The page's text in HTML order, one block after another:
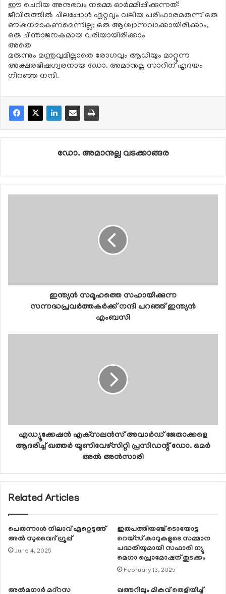
ഈ ചെറിയ അനുഭവം നമ്മെ ഓര്‍മ്മിപ്പിക്കുന്നത്:
ജീവിതത്തില്‍ ചിലപ്പോള്‍ ഏറ്റവും വലിയ പരിഹാരമരുന്ന് ഒരു
ഔഷധമാകണമെന്നില്ല; ഒരു ആശ്വാസവാക്കായിരിക്കാം,
ഒരു ചിന്താജനകമായ വരിയായിരിക്കാം
അതെ
മരുന്നും മന്ത്രവുമില്ലാതെ രോഗവും ആധിയും മാറ്റുന്ന
അക്ഷരഭിഷഗ്വരനായ ഡോ. അമാനുല്ല സാറിന് ഹൃദയം
നിറഞ്ഞ നന്ദി.
ഡോ. അമാനുല്ല വടക്കാങ്ങര
ഇന്ത്യന്‍ സമൂഹത്തെ സഹായിക്കുന്ന
സന്നദ്ധപ്രവര്‍ത്തകര്‍ക്ക് നന്ദി പറഞ്ഞ് ഇന്ത്യന്‍
എംബസി
എഡ്യൂക്കേഷന്‍ എക്‌സലന്‍സ് അവാര്‍ഡ് ജേതാക്കളെ
ആദരിച്ച് ഖത്തര്‍ യൂണിവേഴ്സിറ്റി പ്രസിഡന്റ് ഡോ. ഒമര്‍
അല്‍ അന്‍സാരി
Related Articles
പെരുന്നാള്‍ നിലാവ് ഏറ്റെടുത്ത്
അല്‍ സുവൈദ് ഗ്രൂപ്പ്
June 4, 2025
ഇരുപത്തിയഞ്ച് ടൊയോട്ട
റെയ്‌സ് കാറുകളുടെ സമ്മാന
പദ്ധതിയുമായി സഫാരി ന്യൂ
മെഗാ പ്രൊമോഷന് തുടക്കം
February 13, 2025
അല്‍മനാര്‍ മദ്റസ ഖത്തറിലും മികവ് തെളിയിച്ച്